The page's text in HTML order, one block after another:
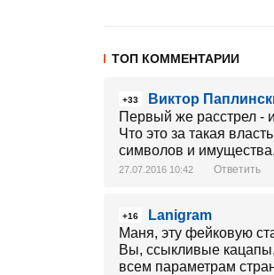
ТОП КОММЕНТАРИИ
+33
Виктор
Первый же расстрел -
Что это за такая
символов и
27.07.2016 10:42 Ответить
+16
Lanigram
Маня, эту фейковую
Вы, ссыкливые
всем параметрам